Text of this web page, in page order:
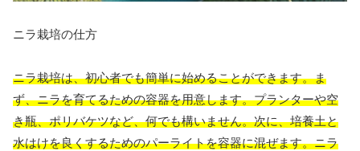
ニラ栽培の仕方
ニラ栽培は、初心者でも簡単に始めることができます。ま
ず、ニラを育てるための容器を用意します。プランターや空
き瓶、ポリバケツなど、何でも構いません。次に、培養土と
水はけを良くするためのパーライトを容器に混ぜます。ニラ